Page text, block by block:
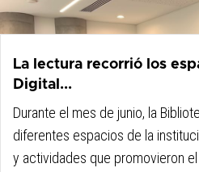
La lectura recorrió los
Digital...
Durante el mes de junio, la
diferentes espacios de la
y actividades que promovieron el